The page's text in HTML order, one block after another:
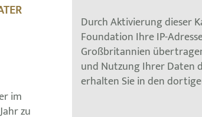
im
zu
Durch Aktivierung dieser
Foundation Ihre IP-
Großbritannien
und Nutzung Ihrer Daten
erhalten Sie in den